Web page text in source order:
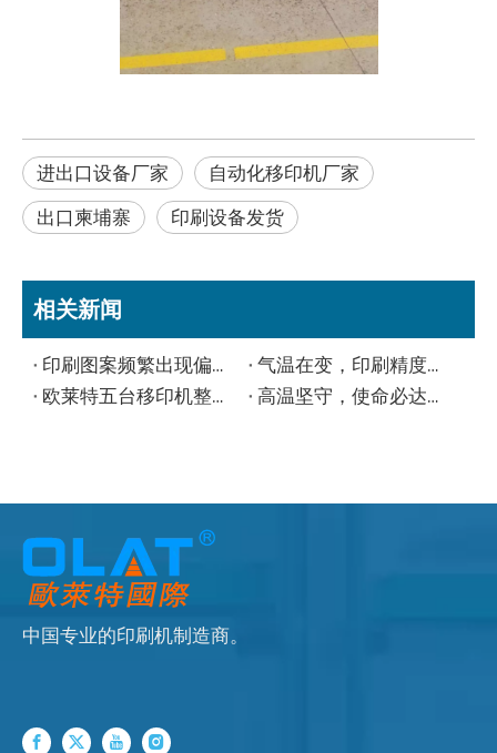
进出口设备厂家
自动化移印机厂家
出口柬埔寨
印刷设备发货
相关新闻
印刷图案频繁出现偏位、重影，是什么原因？
气温在变，印刷精度不变！欧莱特全伺服网印机已发货，静候佳“印”
欧莱特五台移印机整装待发，批量出口彰显中国智造硬实力
高温坚守，使命必达：欧莱特移印机“热”力发货进行时
中国专业的印刷机制造商。